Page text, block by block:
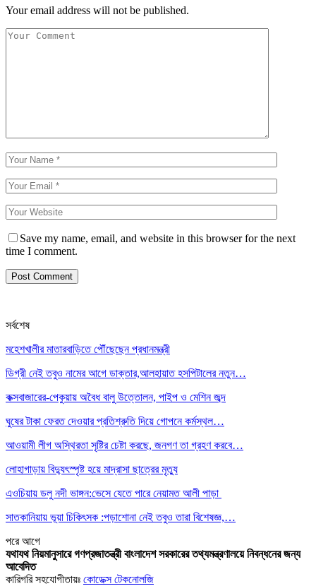
Your email address will not be published.
Save my name, email, and website in this browser for the next
time I comment.
সর্বশেষ
মহেশখালীর মাতারবাড়িতে পৌঁছেছেন প্রধানমন্ত্রী
ডিগ্রী নেই তবুও নামের আগে ডাক্তার,আলহায়াত হসপিটালের নতুন…
কক্সবাজারের-পেকুয়ায় অবৈধ বালু উত্তোলন, পাইপ ও মেশিন জব্দ
ঘুষের টাকা ফেরত দেওয়ার প্রতিশ্রুতি দিয়ে গোপনে কর্মস্থল…
আওয়ামী লীগ অস্থিরতা সৃষ্টির চেষ্টা করছে, জনগণ তা গ্রহণ করবে…
লোহাগাড়ায় বিদ্যুৎস্পৃষ্ট হয়ে মাদ্রাসা ছাত্রের মৃত্যু
এওচিয়ায় ডলু নদী ভাঙ্গন:ভেসে যেতে পারে নেয়ামত আলী পাড়া
সাতকানিয়ায় ভূয়া চিকিৎসক :পড়াশোনা নেই তবুও তারা বিশেষজ্ঞ,…
পরেআগে
যথাযথ নিয়মানুসারে গণপ্রজাতন্ত্রী বাংলাদেশ সরকারের তথ্যমন্ত্রণালয়ে নিবন্ধনের জন্য
আবেদিত
কারিগরি সহযোগীতায়ঃ কোডেক্স টেকনোলজি